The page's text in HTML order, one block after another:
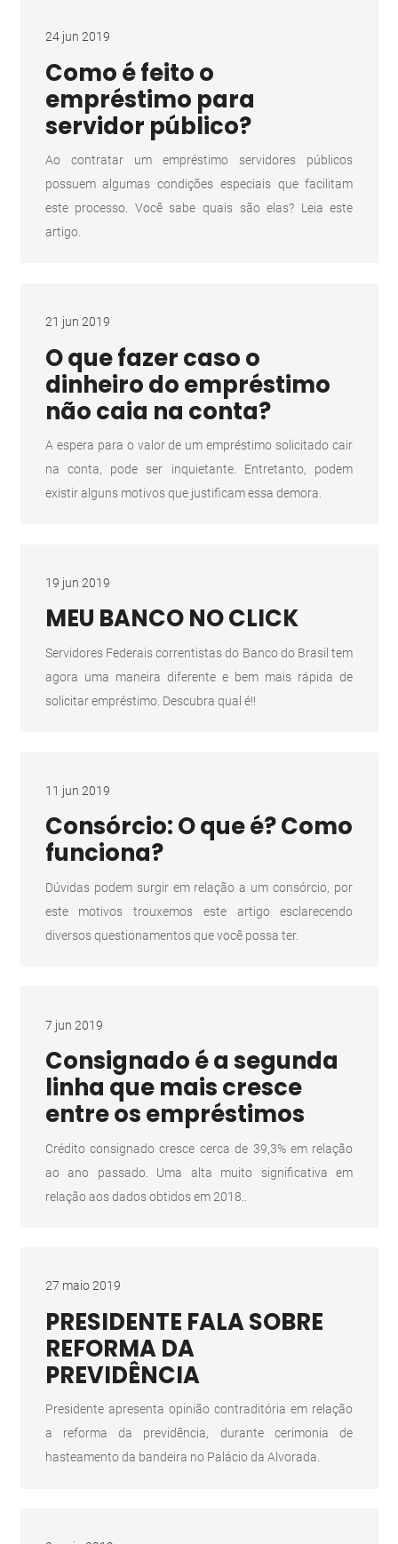
24 jun 2019
Como é feito o
empréstimo para
servidor público?
Ao contratar um empréstimo servidores públicos
possuem algumas condições especiais que facilitam
este processo. Você sabe quais são elas? Leia este
artigo.
21 jun 2019
O que fazer caso o
dinheiro do empréstimo
não caia na conta?
A espera para o valor de um empréstimo solicitado cair
na conta, pode ser inquietante. Entretanto, podem
existir alguns motivos que justificam essa demora.
19 jun 2019
MEU BANCO NO CLICK
Servidores Federais correntistas do Banco do Brasil tem
agora uma maneira diferente e bem mais rápida de
solicitar empréstimo. Descubra qual é!!
11 jun 2019
Consórcio: O que é? Como
funciona?
Dúvidas podem surgir em relação a um consórcio, por
este motivos trouxemos este artigo esclarecendo
diversos questionamentos que você possa ter.
7 jun 2019
Consignado é a segunda
linha que mais cresce
entre os empréstimos
Crédito consignado cresce cerca de 39,3% em relação
ao ano passado. Uma alta muito significativa em
relação aos dados obtidos em 2018..
27 maio 2019
PRESIDENTE FALA SOBRE
REFORMA DA
PREVIDÊNCIA
Presidente apresenta opinião contraditória em relação
a reforma da previdência, durante cerimonia de
hasteamento da bandeira no Palácio da Alvorada.